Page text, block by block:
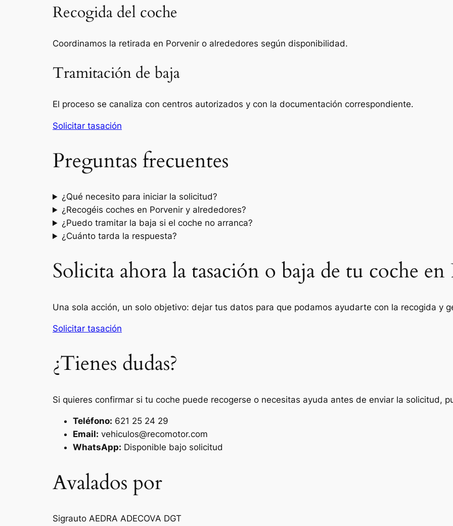
Recogida del coche
Coordinamos la retirada en Porvenir o alrededores según disponibilidad.
Tramitación de baja
El proceso se canaliza con centros autorizados y con la documentación correspondiente.
Solicitar tasación
Preguntas frecuentes
¿Qué necesito para iniciar la solicitud?
¿Recogéis coches en Porvenir y alrededores?
¿Puedo tramitar la baja si el coche no arranca?
¿Cuánto tarda la respuesta?
Solicita ahora la tasación o baja de tu coche
Una sola acción, un solo objetivo: dejar tus datos para que podamos ayudarte con la recogida y
Solicitar tasación
¿Tienes dudas?
Si quieres confirmar si tu coche puede recogerse o necesitas ayuda antes de enviar la solicitud,
Teléfono: 621 25 24 29
Email: vehiculos@recomotor.com
WhatsApp: Disponible bajo solicitud
Avalados por
Sigrauto AEDRA ADECOVA DGT